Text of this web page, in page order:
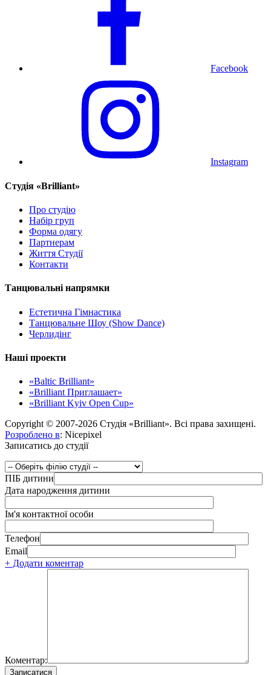
Facebook
Instagram
Cтудія «Brilliant»
Про студію
Набір груп
Форма одягу
Партнерам
Життя Студії
Контакти
Танцювальні напрямки
Естетична Гімнастика
Танцювальне Шоу (Show Dance)
Черлидінг
Наші проекти
«Baltic Brilliant»
«Brilliant Приглашает»
«Brilliant Kyiv Open Cup»
Copyright © 2007-2026 Студія «Brilliant». Всі права захищені.
Розроблено в: Nicepixel
Записатись до студії
ПІБ дитини
Дата народження дитини
Ім'я контактної особи
Телефон
Email
+ Додати коментар
Коментар: